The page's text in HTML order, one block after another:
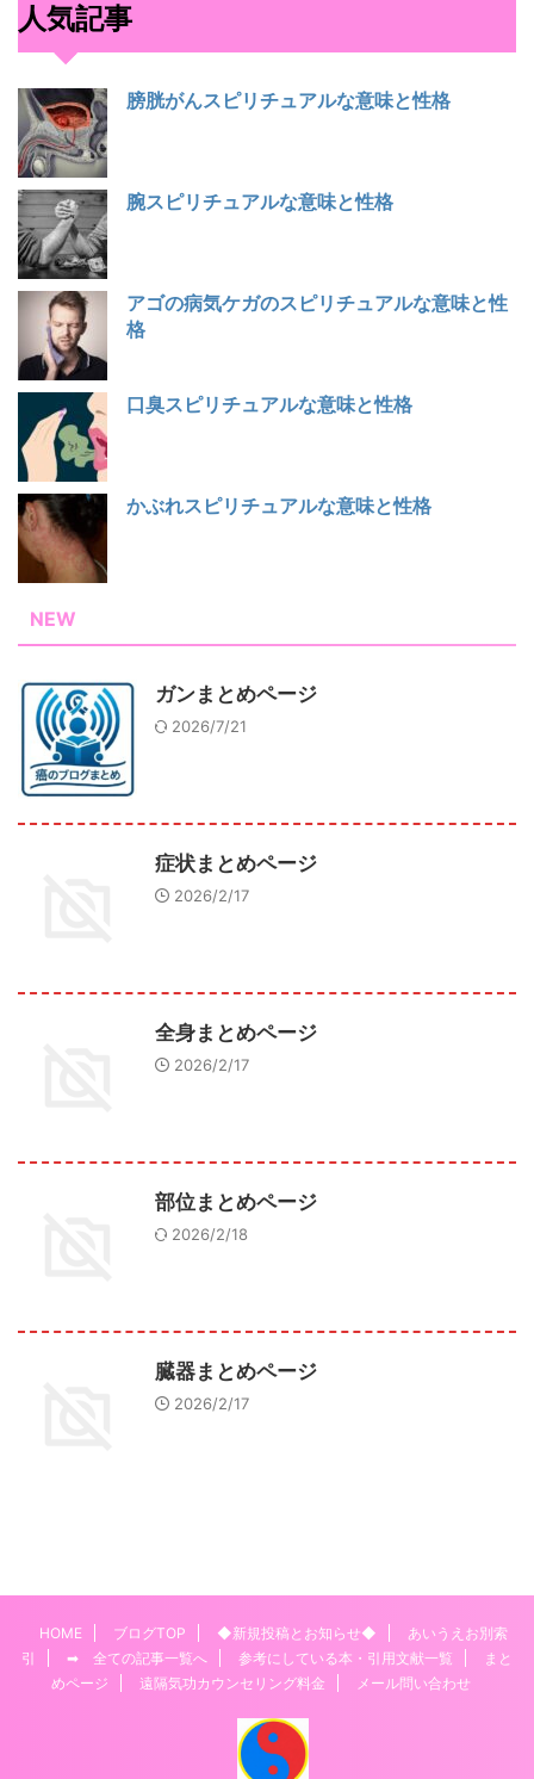
人気記事
膀胱がんスピリチュアルな意味と性格
腕スピリチュアルな意味と性格
アゴの病気ケガのスピリチュアルな意味と性
格
口臭スピリチュアルな意味と性格
かぶれスピリチュアルな意味と性格
NEW
ガンまとめページ
2026/7/21
症状まとめページ
2026/2/17
全身まとめページ
2026/2/17
部位まとめページ
2026/2/18
臓器まとめページ
2026/2/17
HOME ブログTOP ◆新規投稿とお知らせ◆
あいうえお別索
引
➡ 全ての記事一覧へ 参考にしている本・引用文献一覧
まと
めページ
遠隔気功カウンセリング料金 メール問い合わせ